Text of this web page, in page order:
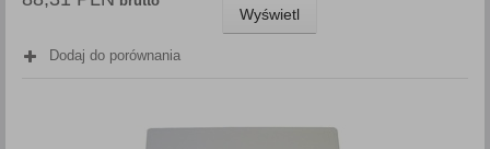
Wyświetl
Dodaj do porównania